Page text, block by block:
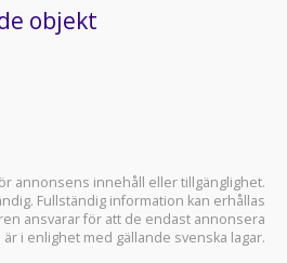
objekt
annonsens innehåll eller tillgänglighet.
Fullständig information kan erhållas
ansvarar för att de endast annonsera
i enlighet med gällande svenska lagar.